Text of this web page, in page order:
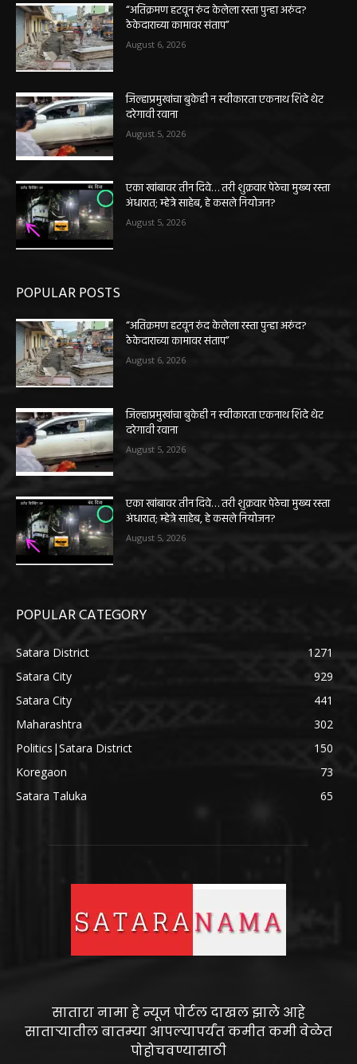
“अतिक्रमण हटवून रुंद केलेला रस्ता पुन्हा अरुंद?
ठेकेदाराच्या कामावर संताप”
August 6, 2026
जिल्हाप्रमुखांचा बुकेही न स्वीकारता एकनाथ शिंदे थेट
दरेगावी रवाना
August 5, 2026
एका खांबावर तीन दिवे… तरी शुक्रवार पेठेचा मुख्य रस्ता
अंधारात; म्हेत्रे साहेब, हे कसले नियोजन?
August 5, 2026
POPULAR POSTS
“अतिक्रमण हटवून रुंद केलेला रस्ता पुन्हा अरुंद?
ठेकेदाराच्या कामावर संताप”
August 6, 2026
जिल्हाप्रमुखांचा बुकेही न स्वीकारता एकनाथ शिंदे थेट
दरेगावी रवाना
August 5, 2026
एका खांबावर तीन दिवे… तरी शुक्रवार पेठेचा मुख्य रस्ता
अंधारात; म्हेत्रे साहेब, हे कसले नियोजन?
August 5, 2026
POPULAR CATEGORY
Satara District
1271
Satara City
929
Satara City
441
Maharashtra
302
Politics|Satara District
150
Koregaon
73
Satara Taluka
65
सातारा नामा हे न्यूज पोर्टल दाखल झाले आहे
साताऱ्यातील बातम्या आपल्यापर्यंत कमीत कमी वेळेत
पोहोचवण्यासाठी